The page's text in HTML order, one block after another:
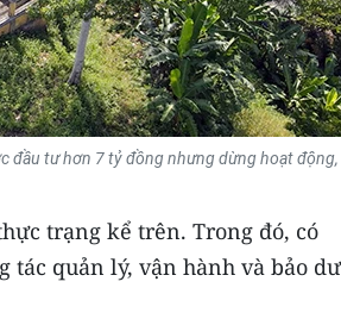
đầu tư hơn 7 tỷ đồng nhưng dừng hoạt động,
trạng kể trên. Trong đó, có
tác quản lý, vận hành và bảo